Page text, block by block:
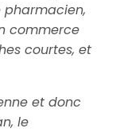
pharmacien,
commerce
courtes, et
et donc
le